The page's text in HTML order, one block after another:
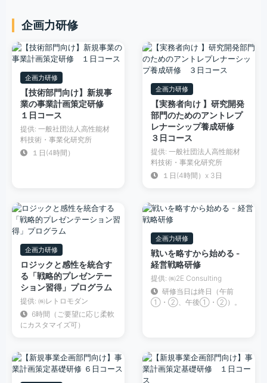
企画力研修
企画力研修
【技術部門向け】新規事
業の事業計画策定研修
１日コース
提供: 一般社団法人高性能材
料技術・事業化研究所
１日(4時間）
企画力研修
【実務者向け 】研究開発
部門のためのアントレプ
レナーシップ養成研修
３日コース
提供: 一般社団法人高性能材
料技術・事業化研究所
１日(4時間）x 3日
企画力研修
ロジックと感性を統合す
る「戦略的プレゼンテー
ション習得」プログラム
提供: ㈱レトロモダン
6時間（ご要望に応じ柔軟
にカスタマイズ可）
企画力研修
戦いを略すから始める -
経営戦略研修
提供: ㈱2E Consulting
研修当日は終日（午前
①・②、午後①・②）。